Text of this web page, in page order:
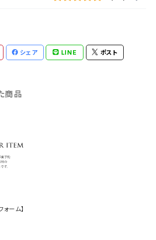
シェア LINE ポスト
商品
ーム】